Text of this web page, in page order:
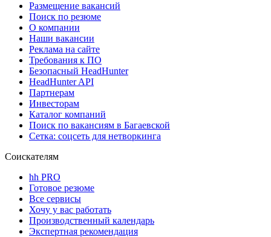
Размещение вакансий
Поиск по резюме
О компании
Наши вакансии
Реклама на сайте
Требования к ПО
Безопасный HeadHunter
HeadHunter API
Партнерам
Инвесторам
Каталог компаний
Поиск по вакансиям в Багаевской
Сетка: соцсеть для нетворкинга
Соискателям
hh PRO
Готовое резюме
Все сервисы
Хочу у вас работать
Производственный календарь
Экспертная рекомендация